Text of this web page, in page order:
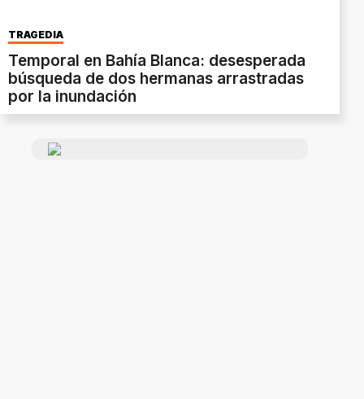
TRAGEDIA
Temporal en Bahía Blanca: desesperada
búsqueda de dos hermanas arrastradas
por la inundación